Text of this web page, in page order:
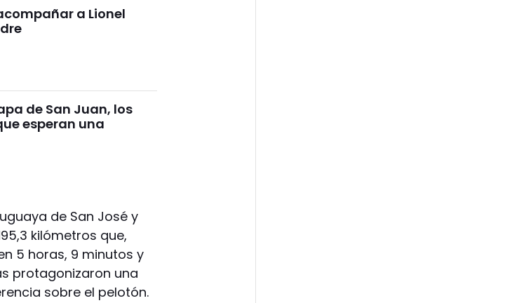
a Lionel
de San Juan, los
esperan una
de San José y
kilómetros que,
5 horas, 9 minutos y
protagonizaron una
sobre el pelotón.